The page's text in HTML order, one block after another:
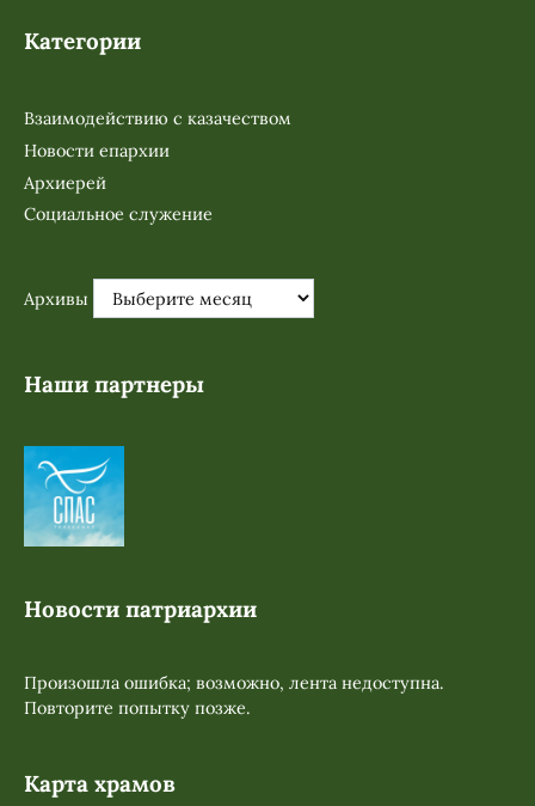
Категории
Взаимодействию с казачеством
Новости епархии
Архиерей
Социальное служение
Архивы
Наши партнеры
Новости патриархии
Произошла ошибка; возможно, лента недоступна.
Повторите попытку позже.
Карта храмов